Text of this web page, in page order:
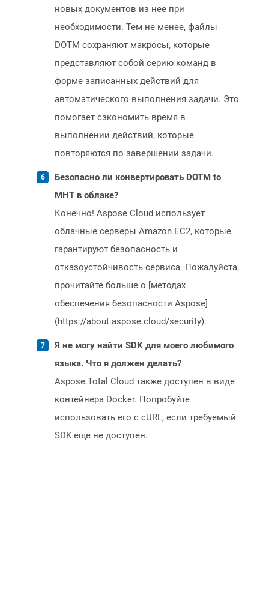
новых документов из нее при
необходимости. Тем не менее, файлы
DOTM сохраняют макросы, которые
представляют собой серию команд в
форме записанных действий для
автоматического выполнения задачи. Это
помогает сэкономить время в
выполнении действий, которые
повторяются по завершении задачи.
Безопасно ли конвертировать DOTM to
MHT в облаке?
Конечно! Aspose Cloud использует
облачные серверы Amazon EC2, которые
гарантируют безопасность и
отказоустойчивость сервиса. Пожалуйста,
прочитайте больше о [методах
обеспечения безопасности Aspose]
(https://about.aspose.cloud/security).
Я не могу найти SDK для моего любимого
языка. Что я должен делать?
Aspose.Total Cloud также доступен в виде
контейнера Docker. Попробуйте
использовать его с cURL, если требуемый
SDK еще не доступен.